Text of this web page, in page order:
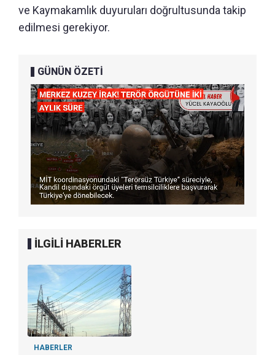
ve Kaymakamlık duyuruları doğrultusunda takip
edilmesi gerekiyor.
GÜNÜN ÖZETİ
İLGİLİ HABERLER
HABERLER